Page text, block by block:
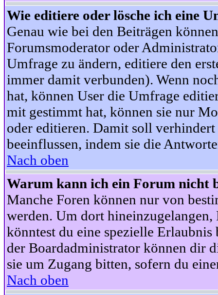
Wie editiere oder lösche ich eine
Genau wie bei den Beiträgen
Forumsmoderator oder
Umfrage zu ändern, editiere den
immer damit verbunden). Wenn
hat, können User die Umfrage
mit gestimmt hat, können sie nur
oder editieren. Damit soll
beeinflussen, indem sie die
Nach oben
Warum kann ich ein Forum nicht
Manche Foren können nur von
werden. Um dort hineinzugelangen,
könntest du eine spezielle
der Boardadministrator können dir
sie um Zugang bitten, sofern du
Nach oben